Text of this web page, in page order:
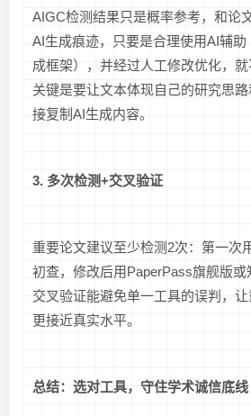
AIGC检测结果只是概率参考，和论
AI生成痕迹，只要是合理使用AI辅
成框架），并经过人工修改优化，就
关键是要让文本体现自己的研究思
接复制AI生成内容。
3. 多次检测+交叉验证
重要论文建议至少检测2次：第一次
初查，修改后用PaperPass旗舰版或
交叉验证能避免单一工具的误判，
更接近真实水平。
总结：选对工具，守住学术诚信底线